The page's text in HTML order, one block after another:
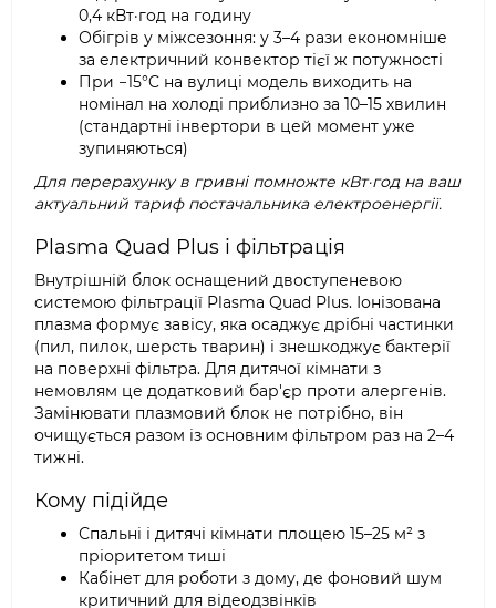
0,4 кВт·год на годину
Обігрів у міжсезоння: у 3–4 рази економніше
за електричний конвектор тієї ж потужності
При −15°C на вулиці модель виходить на
номінал на холоді приблизно за 10–15 хвилин
(стандартні інвертори в цей момент уже
зупиняються)
Для перерахунку в гривні помножте кВт·год на ваш
актуальний тариф постачальника електроенергії.
Plasma Quad Plus і фільтрація
Внутрішній блок оснащений двоступеневою
системою фільтрації Plasma Quad Plus. Іонізована
плазма формує завісу, яка осаджує дрібні частинки
(пил, пилок, шерсть тварин) і знешкоджує бактерії
на поверхні фільтра. Для дитячої кімнати з
немовлям це додатковий бар'єр проти алергенів.
Замінювати плазмовий блок не потрібно, він
очищується разом із основним фільтром раз на 2–4
тижні.
Кому підійде
Спальні і дитячі кімнати площею 15–25 м² з
пріоритетом тиші
Кабінет для роботи з дому, де фоновий шум
критичний для відеодзвінків